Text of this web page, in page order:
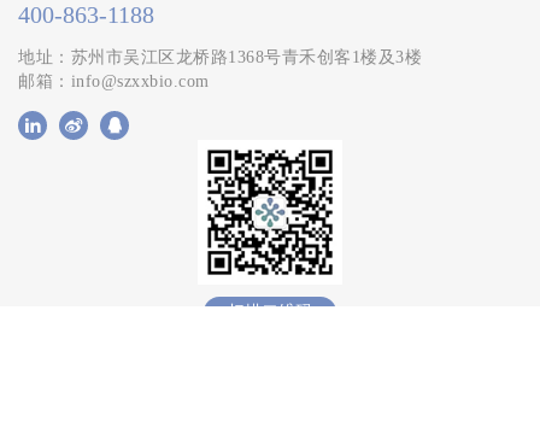
400-863-1188
地址：苏州市吴江区龙桥路1368号青禾创客1楼及3楼
邮箱：info@szxxbio.com
扫描二维码